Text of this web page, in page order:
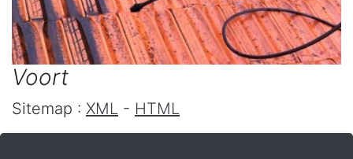
Voort
Sitemap : XML - HTML